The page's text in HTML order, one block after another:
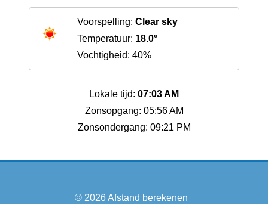
Voorspelling: Clear sky
Temperatuur: 18.0°
Vochtigheid: 40%
Lokale tijd: 07:03 AM
Zonsopgang: 05:56 AM
Zonsondergang: 09:21 PM
© 2026Afstand berekenen